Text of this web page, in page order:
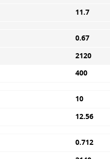
11.7
0.67
2120
400
10
12.56
0.712